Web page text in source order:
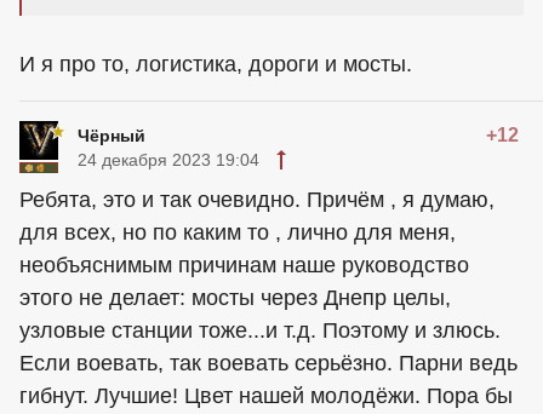
И я про то, логистика, дороги и мосты.
Чёрный +12
24 декабря 2023 19:04
Ребята, это и так очевидно. Причём , я думаю,
для всех, но по каким то , лично для меня,
необъяснимым причинам наше руководство
этого не делает: мосты через Днепр целы,
узловые станции тоже...и т.д. Поэтому и злюсь.
Если воевать, так воевать серьёзно. Парни ведь
гибнут. Лучшие! Цвет нашей молодёжи. Пора бы